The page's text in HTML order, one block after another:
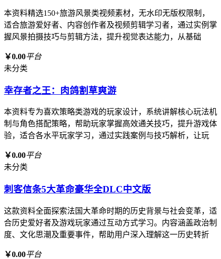
本资料精选150+旅游风景类视频素材，无水印无版权限制，
适合旅游爱好者、内容创作者及视频剪辑学习者，通过实例掌
握风景拍摄技巧与剪辑方法，提升视觉表达能力，从基础
￥0.00平台
未分类
幸存者之王：肉鸽割草爽游
本资料专为喜欢策略类游戏的玩家设计，系统讲解核心玩法机
制与角色搭配策略，帮助玩家掌握高效通关技巧，提升游戏体
验，适合各水平玩家学习，通过实践案例与技巧解析，让玩
￥0.00平台
未分类
刺客信条5大革命豪华全DLC中文版
这款资料全面探索法国大革命时期的历史背景与社会变革，适
合历史爱好者及游戏玩家通过互动方式学习。内容涵盖政治制
度、文化思潮及重要事件，帮助用户深入理解这一历史转折
￥0.00平台